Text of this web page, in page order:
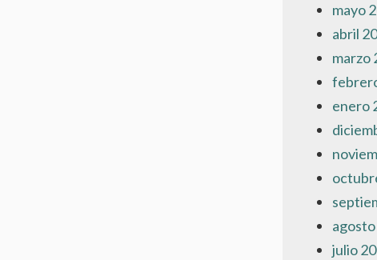
mayo
abril
marzo
enero
julio